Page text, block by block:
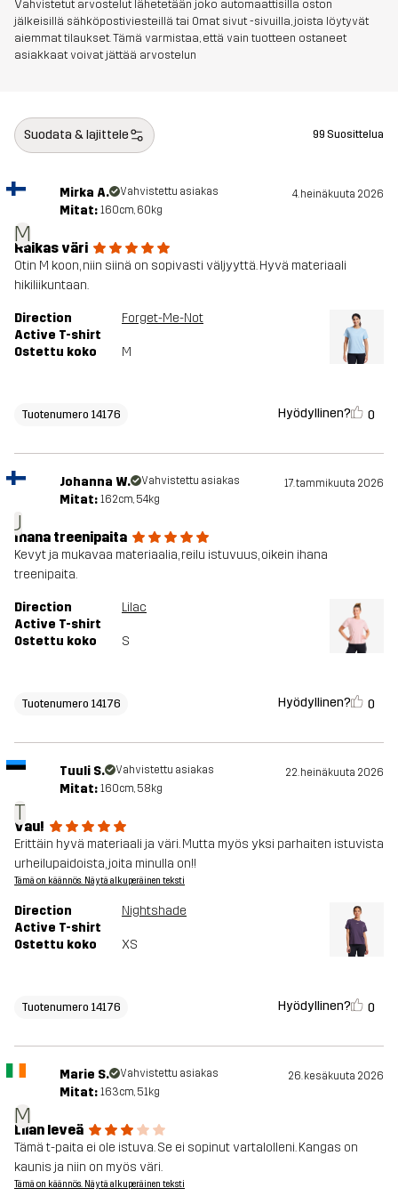
Vahvistetut arvostelut lähetetään joko automaattisilla oston
jälkeisillä sähköpostiviesteillä tai Omat sivut -sivuilla, joista löytyvät
aiemmat tilaukset. Tämä varmistaa, että vain tuotteen ostaneet
asiakkaat voivat jättää arvostelun
Suodata & lajittele 99 Suosittelua
M
Mirka A. Vahvistettu asiakas 4. heinäkuuta 2026
Mitat: 160cm, 60kg
Raikas väri
Otin M koon, niin siinä on sopivasti väljyyttä. Hyvä materiaali
hikiliikuntaan.
Direction
Active T-shirt
Forget-Me-Not
Ostettu koko M
Tuotenumero 14176 Hyödyllinen? 0
J
Johanna W. Vahvistettu asiakas 17. tammikuuta 2026
Mitat: 162cm, 54kg
Ihana treenipaita
Kevyt ja mukavaa materiaalia, reilu istuvuus, oikein ihana
treenipaita.
Direction
Active T-shirt
Lilac
Ostettu koko S
Tuotenumero 14176 Hyödyllinen? 0
T
Tuuli S. Vahvistettu asiakas 22. heinäkuuta 2026
Mitat: 160cm, 58kg
Vau!
Erittäin hyvä materiaali ja väri. Mutta myös yksi parhaiten istuvista
urheilupaidoista, joita minulla on!!
Tämä on käännös. Näytä alkuperäinen teksti
Direction
Active T-shirt
Nightshade
Ostettu koko XS
Tuotenumero 14176 Hyödyllinen? 0
M
Marie S. Vahvistettu asiakas 26. kesäkuuta 2026
Mitat: 163cm, 51kg
Liian leveä
Tämä t-paita ei ole istuva. Se ei sopinut vartalolleni. Kangas on
kaunis ja niin on myös väri.
Tämä on käännös. Näytä alkuperäinen teksti